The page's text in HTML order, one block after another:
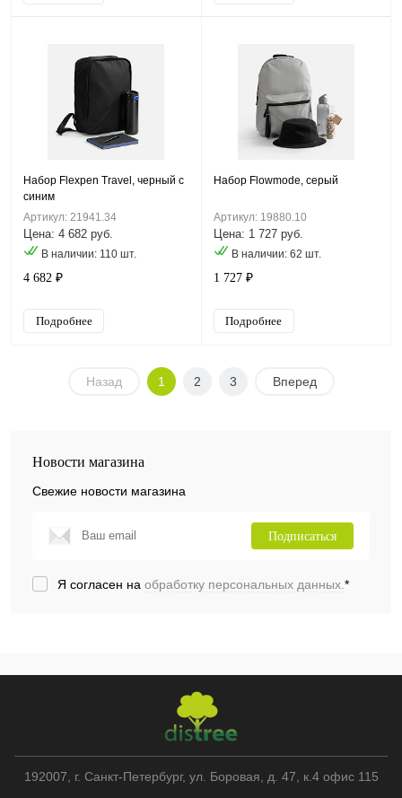
Набор Flexpen Travel, черный с
синим
Артикул: 21941.34
Цена: 4 682 руб.
В наличии: 110 шт.
4 682 ₽
Подробнее
Набор Flowmode, серый
Артикул: 19880.10
Цена: 1 727 руб.
В наличии: 62 шт.
1 727 ₽
Подробнее
Назад 1 2 3 Вперед
Новости магазина
Свежие новости магазина
Подписаться
Я согласен на обработку персональных данных.*
192007 , г. Санкт-Петербург, ул. Боровая, д. 47, к.4 офис 115